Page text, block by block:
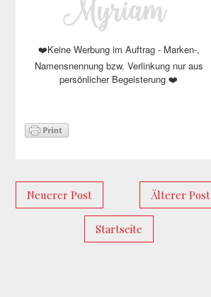
❤️Keine Werbung im Auftrag - Marken-,
Namensnennung bzw. Verlinkung nur aus
persönlicher Begeisterung❤️
Neuerer Post Älterer Post
Startseite